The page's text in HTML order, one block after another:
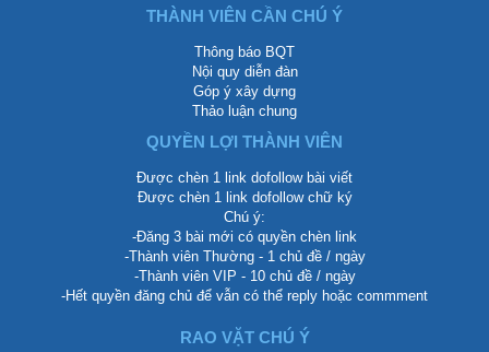
THÀNH VIÊN CẦN CHÚ Ý
Thông báo BQT
Nội quy diễn đàn
Góp ý xây dựng
Thảo luận chung
QUYỀN LỢI THÀNH VIÊN
Được chèn 1 link dofollow bài viết
Được chèn 1 link dofollow chữ ký
Chú ý:
-Đăng 3 bài mới có quyền chèn link
-Thành viên Thường - 1 chủ đề / ngày
-Thành viên VIP - 10 chủ đề / ngày
-Hết quyền đăng chủ để vẫn có thể reply hoặc commment
RAO VẶT CHÚ Ý